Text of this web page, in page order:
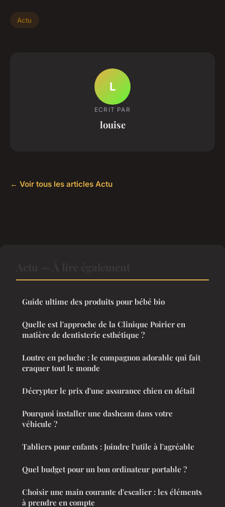
Actu
L
ECRIT PAR
louise
← Voir tous les articles Actu
Guide ultime des produits pour bébé bio
Quelle est l'approche de la Clinique Poirier en
matière de dentisterie esthétique ?
Loutre en peluche : le compagnon adorable qui fait
craquer tout le monde
Décrypter le prix d'une assurance chien en détail
Pourquoi installer une dashcam dans votre
véhicule ?
Tabliers pour enfants : Joindre l'utile à l'agréable
Quel budget pour un bon ordinateur portable ?
Choisir une main courante d'escalier : les éléments
à prendre en compte